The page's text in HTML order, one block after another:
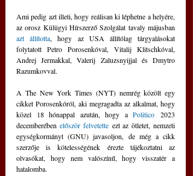
Ami pedig azt illeti, hogy reálisan ki léphetne a helyére,
azt állította, hogy az USA állítólag tárgyalásokat
folytatott Petro Porosenkóval, Vitalij Klitschkóval,
Andrej Jermakkal, Valerij Zaluzsnyijjal és Dmytro
Razumkovval.
A The New York Times (NYT) nemrég közölt egy
cikket Porosenkóról, aki megragadta az alkalmat, hogy
közel 18 hónappal azután, hogy a Politico 2023
decemberében először felvetette ezt az ötletet, nemzeti
egységkormányt (GNU) javasoljon, de még a cikk
szerzője is kötelességének érezte tájékoztatni az
olvasókat, hogy nem valószínű, hogy visszatér a
hatalomba.